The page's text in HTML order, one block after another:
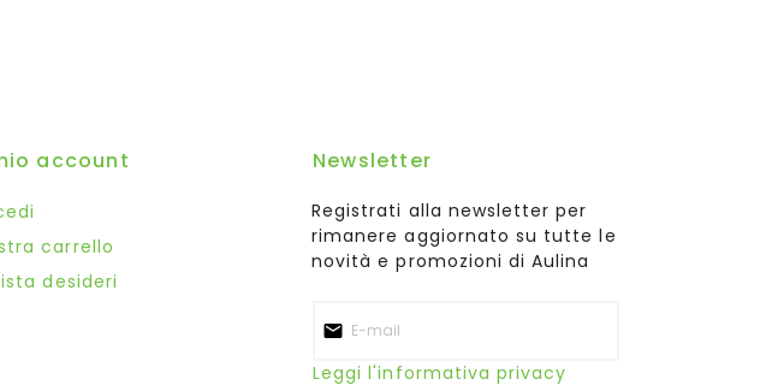
account
carrello
desideri
Newsletter
Registrati alla newsletter per
rimanere aggiornato su tutte le
novità e promozioni di Aulina
Leggi l'informativa privacy